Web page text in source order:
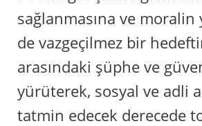
sağlanmasına ve moralin
de vazgeçilmez bir
arasındaki şüphe ve
yürüterek, sosyal ve adli
tatmin edecek derecede